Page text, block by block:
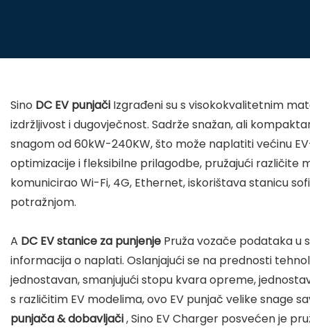
Sino DC EV punjači Izgrađeni su s visokokvalitetnim
izdržljivost i dugovječnost. Sadrže snažan, ali
snagom od 60kW-240KW, što može naplatiti većinu
optimizacije i fleksibilne prilagodbe, pružajući različite
komunicirao Wi-Fi, 4G, Ethernet, iskorištava stanicu
potražnjom.
A DC EV stanice za punjenje Pruža vozače podataka u
informacija o naplati. Oslanjajući se na prednosti
jednostavan, smanjujući stopu kvara opreme,
s različitim EV modelima, ovo EV punjač velike snage
punjača & dobavljači, Sino EV Charger posvećen je